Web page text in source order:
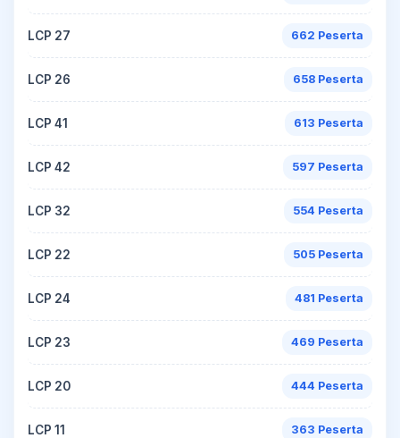
LCP 27 662 Peserta
LCP 26 658 Peserta
LCP 41 613 Peserta
LCP 42 597 Peserta
LCP 32 554 Peserta
LCP 22 505 Peserta
LCP 24 481 Peserta
LCP 23 469 Peserta
LCP 20 444 Peserta
LCP 11 363 Peserta